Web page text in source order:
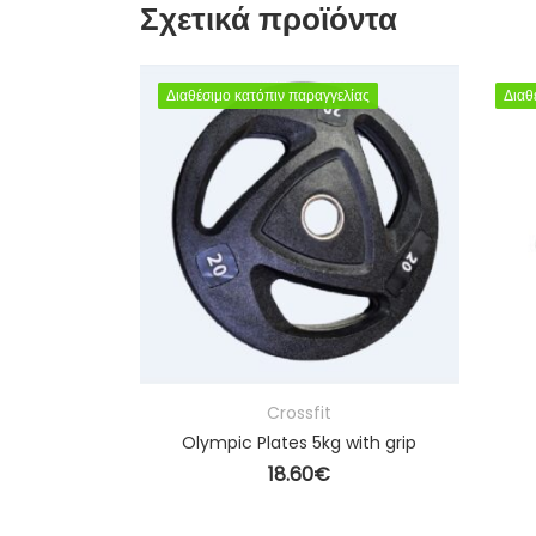
Σχετικά προϊόντα
Διαθέσιμο κατόπιν παραγγελίας
Διαθέσιμο κατόπιν παραγγελίας
Crossfit
Olympic Plates 5kg with grip
18.60€